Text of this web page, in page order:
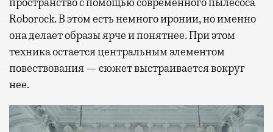
Roborock. В этом есть немного иронии, но именно
она делает образы ярче и понятнее. При этом
техника остается центральным элементом
повествования — сюжет выстраивается вокруг
нее.